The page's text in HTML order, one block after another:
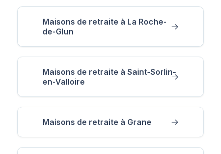
Maisons de retraite à La Roche-
de-Glun
Maisons de retraite à Saint-Sorlin-
en-Valloire
Maisons de retraite à Grane